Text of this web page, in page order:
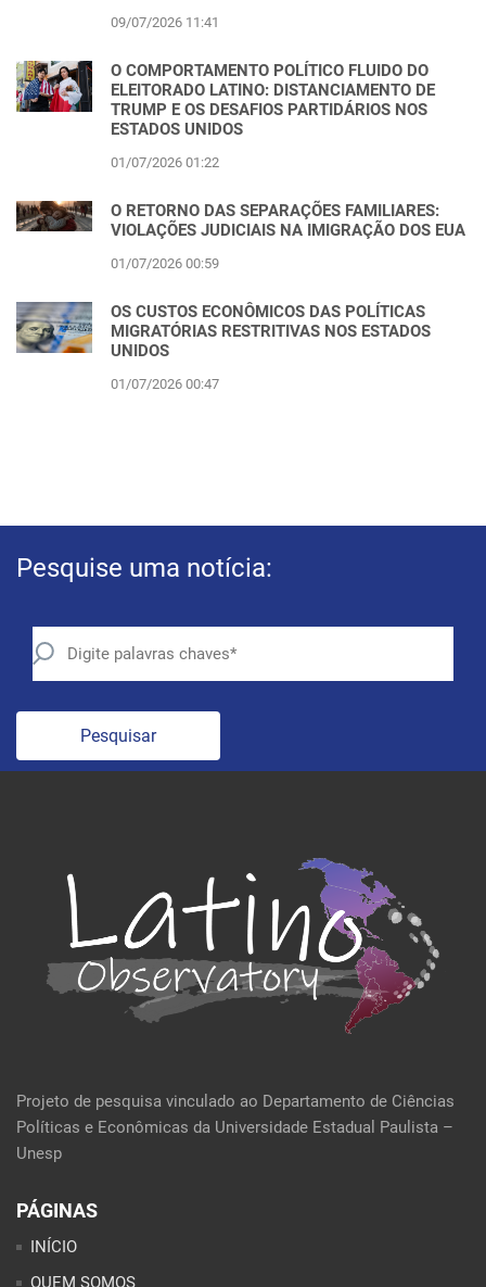
09/07/2026 11:41
O COMPORTAMENTO POLÍTICO FLUIDO DO
ELEITORADO LATINO: DISTANCIAMENTO DE
TRUMP E OS DESAFIOS PARTIDÁRIOS NOS
ESTADOS UNIDOS
01/07/2026 01:22
O RETORNO DAS SEPARAÇÕES FAMILIARES:
VIOLAÇÕES JUDICIAIS NA IMIGRAÇÃO DOS EUA
01/07/2026 00:59
OS CUSTOS ECONÔMICOS DAS POLÍTICAS
MIGRATÓRIAS RESTRITIVAS NOS ESTADOS
UNIDOS
01/07/2026 00:47
Pesquise uma notícia:
Pesquisar
Projeto de pesquisa vinculado ao Departamento de Ciências
Políticas e Econômicas da Universidade Estadual Paulista –
Unesp
PÁGINAS
INÍCIO
QUEM SOMOS